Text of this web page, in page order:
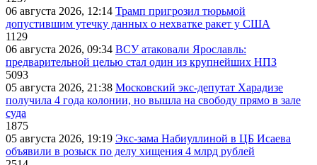
06 августа 2026, 12:14 Трамп пригрозил тюрьмой
допустившим утечку данных о нехватке ракет у США
1129
06 августа 2026, 09:34 ВСУ атаковали Ярославль:
предварительной целью стал один из крупнейших НПЗ
5093
05 августа 2026, 21:38 Московский экс-депутат Харадизе
получила 4 года колонии, но вышла на свободу прямо в зале
суда
1875
05 августа 2026, 19:19 Экс-зама Набиуллиной в ЦБ Исаева
объявили в розыск по делу хищения 4 млрд рублей